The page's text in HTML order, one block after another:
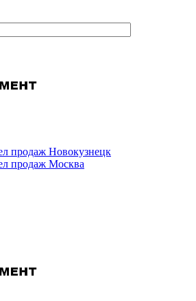
продаж Новокузнецк
продаж Москва